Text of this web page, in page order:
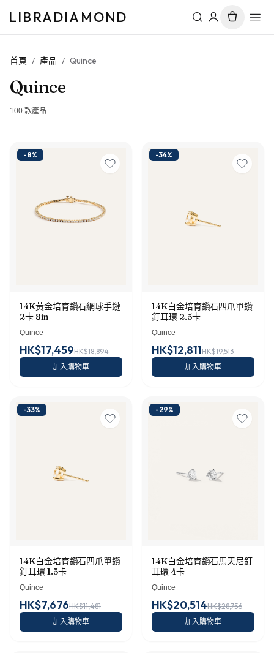
LIBRADIAMOND
首頁 / 產品 / Quince
Quince
100 款產品
-8%
14K黃金培育鑽石網球手鏈
2卡 8in
Quince
HK$17,459HK$18,894
加入購物車
-34%
14K白金培育鑽石四爪單鑽
釘耳環 2.5卡
Quince
HK$12,811HK$19,513
加入購物車
-33%
14K白金培育鑽石四爪單鑽
釘耳環 1.5卡
Quince
HK$7,676HK$11,481
加入購物車
-29%
14K白金培育鑽石馬天尼釘
耳環 4卡
Quince
HK$20,514HK$28,756
加入購物車